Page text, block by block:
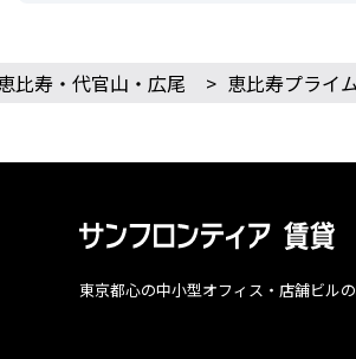
比寿・代官山・広尾 > 恵比寿プライ
東京都心の中小型オフィス・店舗ビル